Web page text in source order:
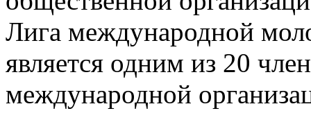
Лига международной
является одним из 20
международной